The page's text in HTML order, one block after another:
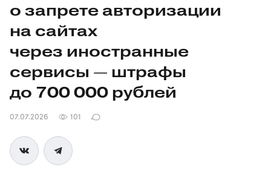
о запрете авторизации
на сайтах
через иностранные
сервисы — штрафы
до 700 000 рублей
07.07.2026 101